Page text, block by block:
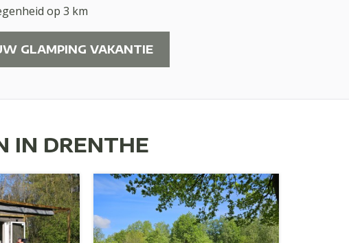
op 3 km
GLAMPING VAKANTIE
IN DRENTHE